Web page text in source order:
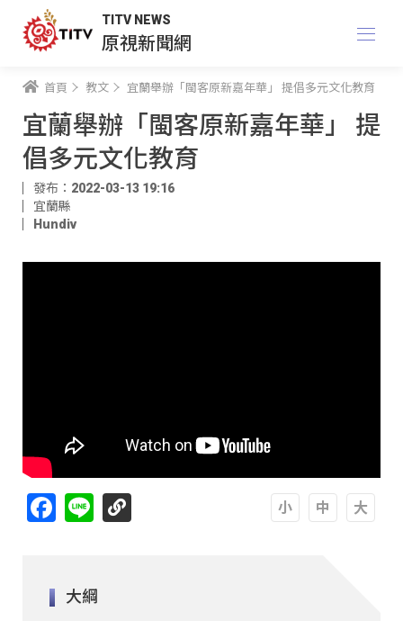
TITV NEWS
原視新聞網
首頁 教文 宜蘭舉辦「閩客原新嘉年華」 提倡多元文化教育
宜蘭舉辦「閩客原新嘉年華」 提
倡多元文化教育
發布：2022-03-13 19:16
宜蘭縣
Hundiv
Facebook
Line
大綱